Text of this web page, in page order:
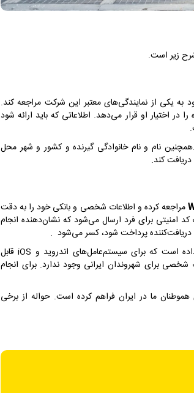
زیر است.
به یکی از نمایندگی‌های معتبر این شرکت مراجعه کند.
در اختیار او قرار می‌دهد. اطلاعاتی که باید ارائه شود
.
.همچنین نام و نام خانوادگی گیرنده و کشور و شهر محل
دریافت کند.
مراجعه کرده و اطلاعات شخصی و بانکی خود را به دقت
امنیتی برای فرد ارسال می‌شود که نشان‌دهنده انجام
دریافت‌کننده پرداخت شود، کسر می‌شود .
است که برای سیستم‌عامل‌های اندروید و iOS قابل
برای شهروندان ایرانی وجود ندارد. برای انجام
هموطنان ما در ایران فراهم کرده است. حواله از برخی